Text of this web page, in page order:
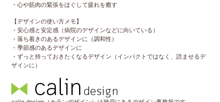
・心や筋肉の緊張をほぐして疲れを癒す
【デザインの使い方メモ】
・安心感と安定感（病院のデザインなどに向いている）
・落ち着きのあるデザインに（調和性）
・季節感のあるデザインに
・ずっと持っておきたくなるデザイン（インパクトではなく、読ませるデ
ザインに）